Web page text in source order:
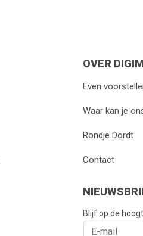
OVER
Even
Waar kan je
Rondje Dordt
Contact
Blijf op de